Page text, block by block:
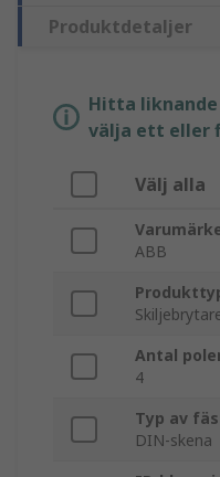
Produktdetaljer
Hitta
välja ett eller
Välj alla
ABB
Antal
4
Typ av
DIN-skena